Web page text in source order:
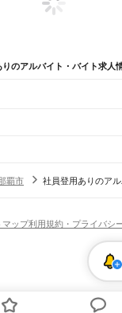
のアルバイト・バイト求人
奥武山公園駅壺川駅 旭橋駅 県
市立病院前駅儀保駅首里駅石
皿洗い・洗い場精肉・
バー（
飲食店（店長・マネージ
髪型・髪色自
留学生・外
間限定（春夏冬休み等）
ニア
沖縄県 那覇市 障がい者
覇市 社員登用ありのア
マップ利用規約・プライバシ